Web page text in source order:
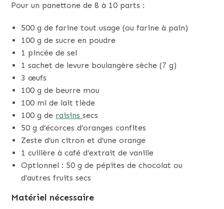
Pour un panettone de 8 à 10 parts :
500 g de farine tout usage (ou farine à pain)
100 g de sucre en poudre
1 pincée de sel
1 sachet de levure boulangère sèche (7 g)
3 œufs
100 g de beurre mou
100 ml de lait tiède
100 g de raisinssecs
50 g d’écorces d’oranges confites
Zeste d’un citron et d’une orange
1 cuillère à café d’extrait de vanille
Optionnel : 50 g de pépites de chocolat ou
d’autres fruits secs
Matériel nécessaire